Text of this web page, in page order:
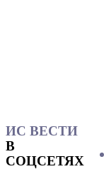
ИС ВЕСТИ
В
СОЦСЕТЯХ